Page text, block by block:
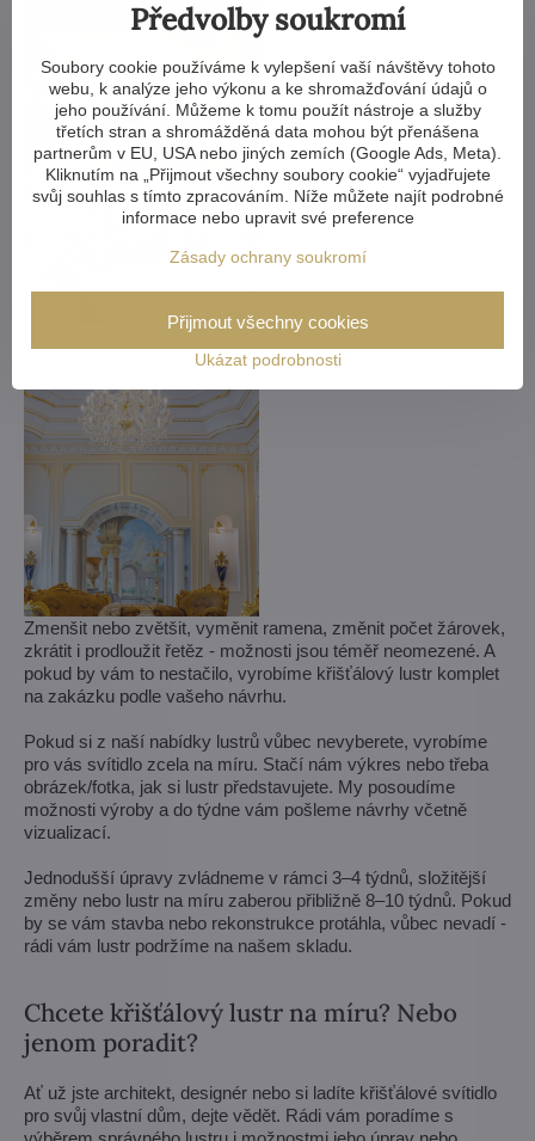
Zmenšit nebo zvětšit, vyměnit ramena, změnit počet žárovek,
zkrátit i prodloužit řetěz - možnosti jsou téměř neomezené. A
pokud by vám to nestačilo, vyrobíme křišťálový lustr komplet
na zakázku podle vašeho návrhu.
Pokud si z naší nabídky lustrů vůbec nevyberete, vyrobíme
pro vás svítidlo zcela na míru. Stačí nám výkres nebo třeba
obrázek/fotka, jak si lustr představujete. My posoudíme
možnosti výroby a do týdne vám pošleme návrhy včetně
vizualizací.
Jednodušší úpravy zvládneme v rámci 3–4 týdnů, složitější
změny nebo lustr na míru zaberou přibližně 8–10 týdnů. Pokud
by se vám stavba nebo rekonstrukce protáhla, vůbec nevadí -
rádi vám lustr podržíme na našem skladu.
Chcete křišťálový lustr na míru? Nebo
jenom poradit?
Ať už jste architekt, designér nebo si ladíte křišťálové svítidlo
pro svůj vlastní dům, dejte vědět. Rádi vám poradíme s
Předvolby soukromí
Soubory cookie používáme k vylepšení vaší návštěvy tohoto
webu, k analýze jeho výkonu a ke shromažďování údajů o
jeho používání. Můžeme k tomu použít nástroje a služby
třetích stran a shromážděná data mohou být přenášena
partnerům v EU, USA nebo jiných zemích (Google Ads, Meta).
Kliknutím na „Přijmout všechny soubory cookie“ vyjadřujete
svůj souhlas s tímto zpracováním. Níže můžete najít podrobné
informace nebo upravit své preference
Zásady ochrany soukromí
Ukázat podrobnosti
Přijmout všechny cookies